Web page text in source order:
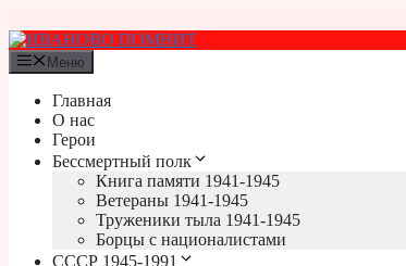
к
содержимому
Меню
Главная
О нас
Герои
Бессмертный полк
Книга памяти 1941-1945
Ветераны 1941-1945
Труженики тыла 1941-1945
Борцы с националистами
СССР 1945-1991